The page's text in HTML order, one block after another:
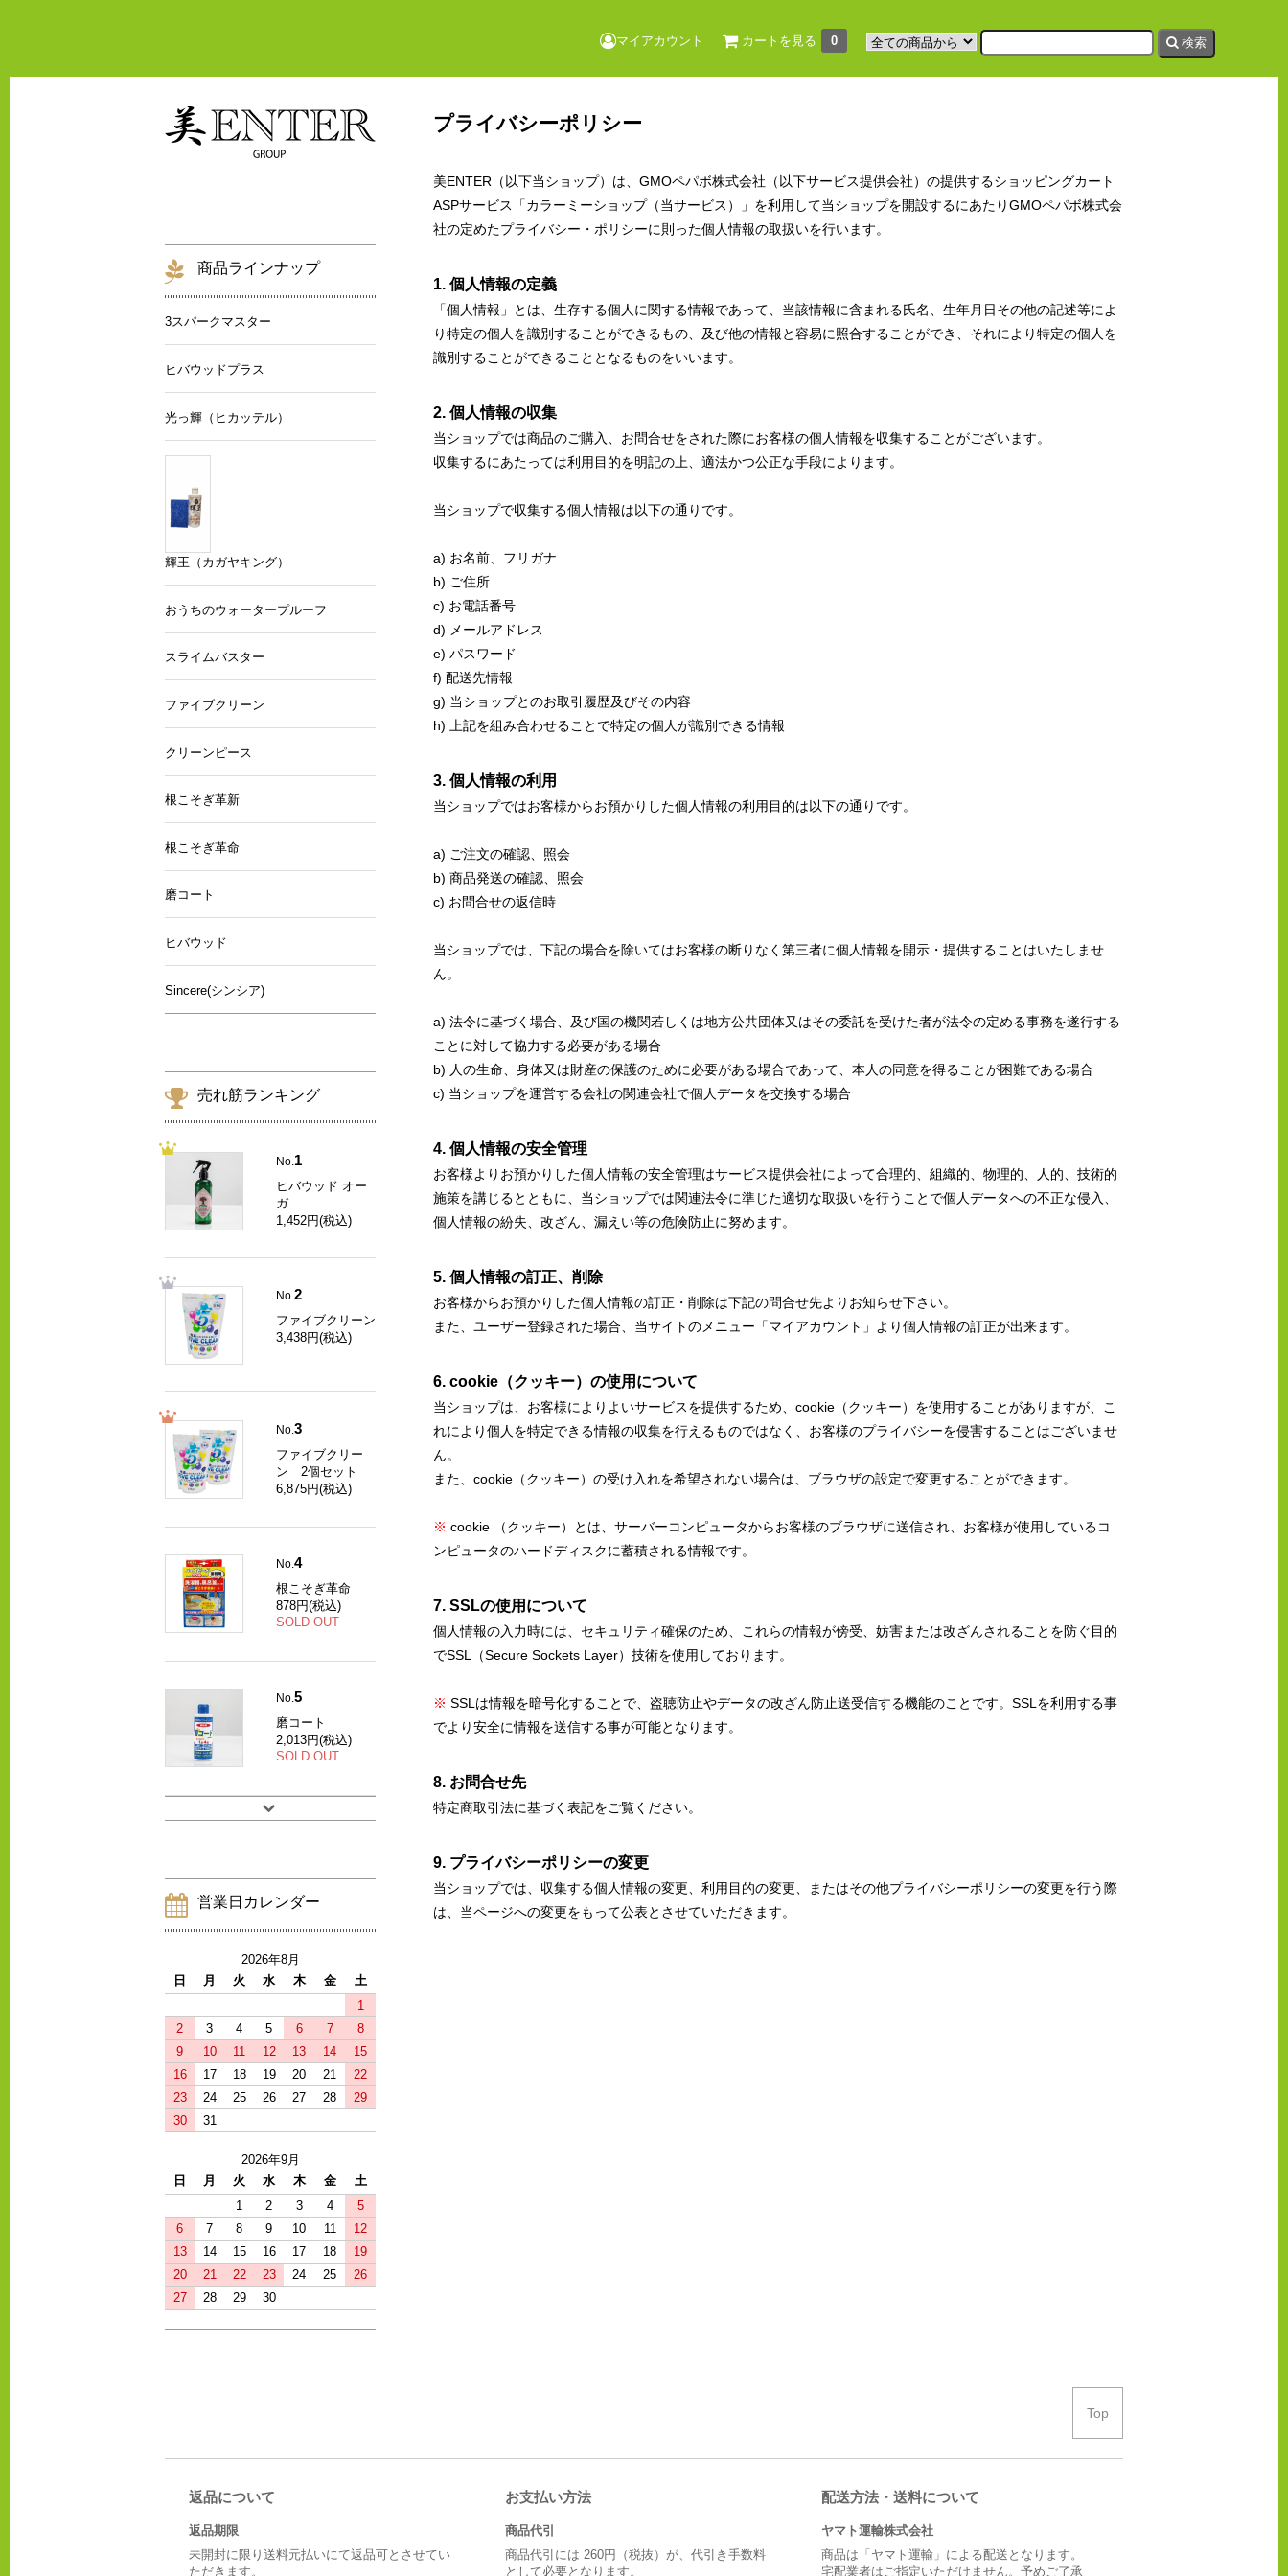
検索
マイアカウント カートを見る 0
プライバシーポリシー
美ENTER（以下当ショップ）は、 GMOペパボ株式会社 （以下サービス提供会社）の提供するショッピングカート
ASPサービス「カラーミーショップ（当サービス）」を利用して当ショップを開設するにあたりGMOペパボ株式会
社の定めたプライバシー・ポリシーに則った個人情報の取扱いを行います。
1. 個人情報の定義
「個人情報」とは、生存する個人に関する情報であって、当該情報に含まれる氏名、生年月日その他の記述等によ
り特定の個人を識別することができるもの、及び他の情報と容易に照合することができ、それにより特定の個人を
識別することができることとなるものをいいます。
2. 個人情報の収集
当ショップでは商品のご購入、お問合せをされた際にお客様の個人情報を収集することがございます。
収集するにあたっては利用目的を明記の上、適法かつ公正な手段によります。
当ショップで収集する個人情報は以下の通りです。
a) お名前、フリガナ
b) ご住所
c) お電話番号
d) メールアドレス
e) パスワード
f) 配送先情報
g) 当ショップとのお取引履歴及びその内容
h) 上記を組み合わせることで特定の個人が識別できる情報
3. 個人情報の利用
当ショップではお客様からお預かりした個人情報の利用目的は以下の通りです。
a) ご注文の確認、照会
b) 商品発送の確認、照会
c) お問合せの返信時
当ショップでは、下記の場合を除いてはお客様の断りなく第三者に個人情報を開示・提供することはいたしませ
ん。
a) 法令に基づく場合、及び国の機関若しくは地方公共団体又はその委託を受けた者が法令の定める事務を遂行する
ことに対して協力する必要がある場合
b) 人の生命、身体又は財産の保護のために必要がある場合であって、本人の同意を得ることが困難である場合
c) 当ショップを運営する会社の関連会社で個人データを交換する場合
4. 個人情報の安全管理
お客様よりお預かりした個人情報の安全管理はサービス提供会社によって合理的、組織的、物理的、人的、技術的
施策を講じるとともに、当ショップでは関連法令に準じた適切な取扱いを行うことで個人データへの不正な侵入、
個人情報の紛失、改ざん、漏えい等の危険防止に努めます。
5. 個人情報の訂正、削除
お客様からお預かりした個人情報の訂正・削除は下記の問合せ先よりお知らせ下さい。
また、ユーザー登録された場合、当サイトのメニュー「マイアカウント」より個人情報の訂正が出来ます。
6. cookie（クッキー）の使用について
当ショップは、お客様によりよいサービスを提供するため、cookie（クッキー）を使用することがありますが、こ
れにより個人を特定できる情報の収集を行えるものではなく、お客様のプライバシーを侵害することはございませ
ん。
また、cookie（クッキー）の受け入れを希望されない場合は、ブラウザの設定で変更することができます。
※ cookie （クッキー）とは、サーバーコンピュータからお客様のブラウザに送信され、お客様が使用しているコ
ンピュータのハードディスクに蓄積される情報です。
7. SSLの使用について
個人情報の入力時には、セキュリティ確保のため、これらの情報が傍受、妨害または改ざんされることを防ぐ目的
でSSL（Secure Sockets Layer）技術を使用しております。
※ SSLは情報を暗号化することで、盗聴防止やデータの改ざん防止送受信する機能のことです。SSLを利用する事
でより安全に情報を送信する事が可能となります。
8. お問合せ先
特定商取引法に基づく表記をご覧ください。
9. プライバシーポリシーの変更
当ショップでは、収集する個人情報の変更、利用目的の変更、またはその他プライバシーポリシーの変更を行う際
は、当ページへの変更をもって公表とさせていただきます。
商品ラインナップ
3スパークマスター
ヒバウッドプラス
光っ輝（ヒカッテル）
輝王（カガヤキング）
おうちのウォータープルーフ
スライムバスター
ファイブクリーン
クリーンピース
根こそぎ革新
根こそぎ革命
磨コート
ヒバウッド
Sincere(シンシア)
売れ筋ランキング
No. 1
ヒバウッド オー
ガ
1,452円(税込)
No.2
ファイブクリーン
3,438円(税込)
No.3
ファイブクリー
ン 2個セット
6,875円(税込)
No.4
根こそぎ革命
878円(税込)
SOLD OUT
No.5
磨コート
2,013円(税込)
SOLD OUT
営業日カレンダー
2026年8月
日
月 火 水 木 金
土
1
2
3 4 5 6 7
8
9
10 11 12 13 14
15
16
17 18 19 20 21
22
23
24 25 26 27 28
29
30
31
2026年9月
日
月 火 水 木 金
土
1
2 3 4
5
6
7 8 9 10 11
12
13
14 15 16 17 18
19
20
21 22 23 24 25
26
27
28 29 30
Top
返品について
返品期限
未開封に限り送料元払いにて返品可とさせてい
ただきます。
お支払い方法
商品代引
商品代引には 260円（税抜）が、代引き手数料
として必要となります。
配送方法・送料について
ヤマト運輸株式会社
商品は「ヤマト運輸」による配送となります。
宅配業者はご指定いただけません。予めご了承